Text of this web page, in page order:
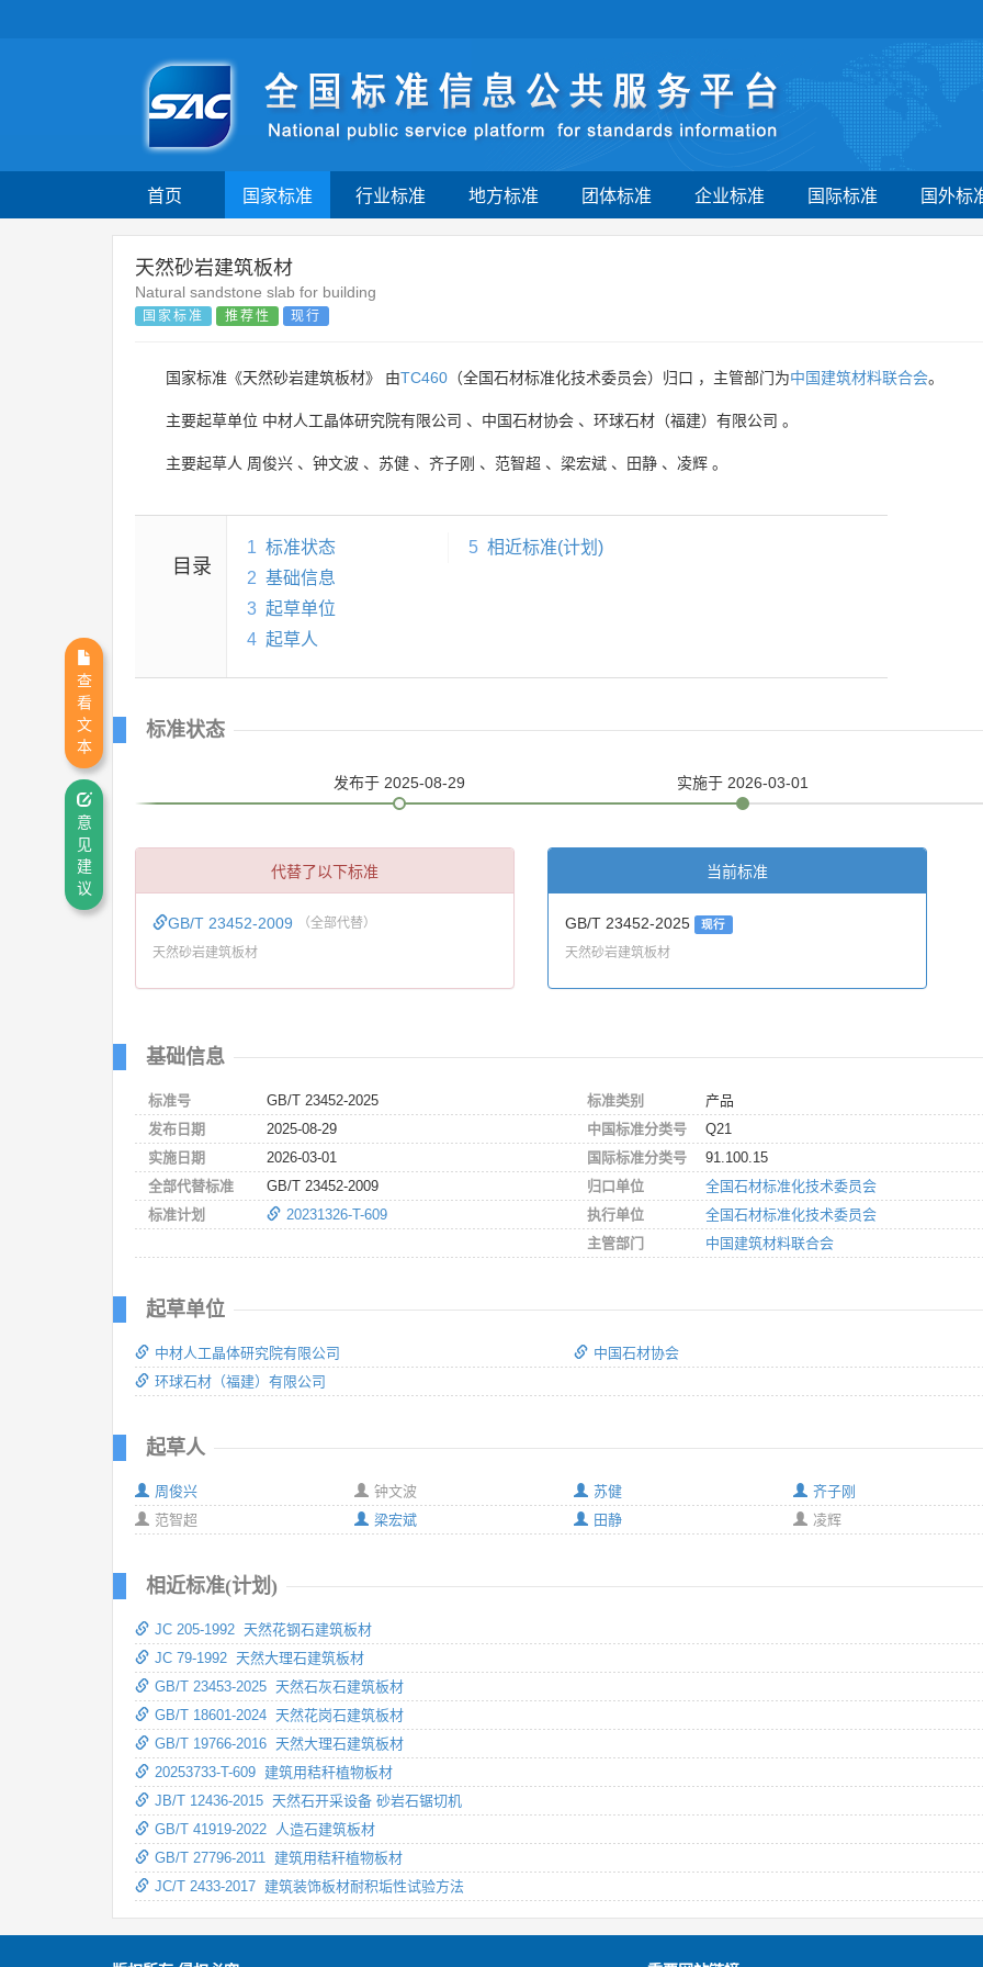
首页 国家标准 行业标准 地方标准 团体标准 企业标准 国际标准 国外标
天然砂岩建筑板材
Natural sandstone slab for building
国家标准 推荐性 现行
国家标准《天然砂岩建筑板材》 由TC460 （全国石材标准化技术委员会）归口 ，主管部门为中国建筑材料联合会。
主要起草单位 中材人工晶体研究院有限公司 、 中国石材协会 、 环球石材（福建）有限公司 。
主要起草人 周俊兴 、 钟文波 、 苏健 、 齐子刚 、 范智超 、 梁宏斌 、 田静 、 凌辉 。
目录
1 标准状态
2 基础信息
3 起草单位
4 起草人
5 相近标准(计划)
标准状态
发布于 2025-08-29 实施于 2026-03-01
代替了以下标准
GB/T 23452-2009 （全部代替）
天然砂岩建筑板材
当前标准
GB/T 23452-2025 现行
天然砂岩建筑板材
基础信息
标准号
GB/T 23452-2025
发布日期
2025-08-29
实施日期
2026-03-01
全部代替标准
GB/T 23452-2009
标准计划
20231326-T-609
标准类别
产品
中国标准分类号
Q21
国际标准分类号
91.100.15
归口单位
全国石材标准化技术委员会
执行单位
全国石材标准化技术委员会
主管部门
中国建筑材料联合会
起草单位
中材人工晶体研究院有限公司
环球石材（福建）有限公司
中国石材协会
起草人
周俊兴
钟文波
范智超
梁宏斌
苏健
齐子刚
田静
凌辉
相近标准(计划)
JC 205-1992 天然花钢石建筑板材
JC 79-1992 天然大理石建筑板材
GB/T 23453-2025 天然石灰石建筑板材
GB/T 18601-2024 天然花岗石建筑板材
GB/T 19766-2016 天然大理石建筑板材
20253733-T-609 建筑用秸秆植物板材
JB/T 12436-2015 天然石开采设备 砂岩石锯切机
GB/T 41919-2022 人造石建筑板材
GB/T 27796-2011 建筑用秸秆植物板材
JC/T 2433-2017 建筑装饰板材耐积垢性试验方法
查
看
文
本
意
见
建
议